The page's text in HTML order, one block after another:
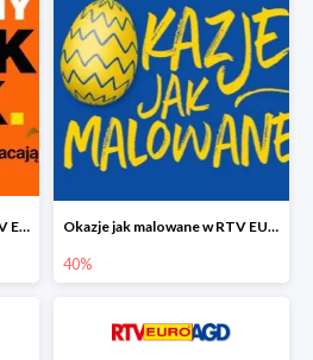
Wiosenny Black Week w RTV EURO AGD do -82% Okazje jak malowane w RTV EURO AGD do -40%
40%